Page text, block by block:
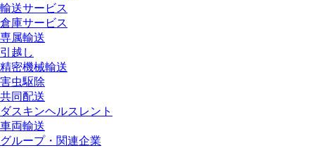
輸送サービス
倉庫サービス
専属輸送
引越し
精密機械輸送
害虫駆除
共同配送
ダスキンヘルスレント
車両輸送
グループ・関連企業